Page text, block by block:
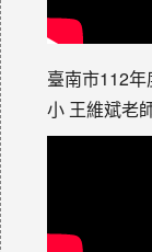
臺南市112
小 王維斌老